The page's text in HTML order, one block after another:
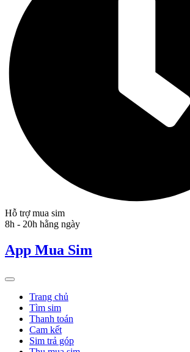
Hỗ trợ mua sim
8h - 20h hằng ngày
App Mua Sim
Trang chủ
Tìm sim
Thanh toán
Cam kết
Sim trả góp